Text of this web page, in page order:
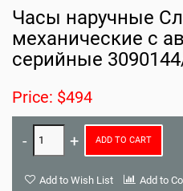
Часы наручные
механические с
серийные
Price: $494
ADD TO CART
Add to Wish List Add to